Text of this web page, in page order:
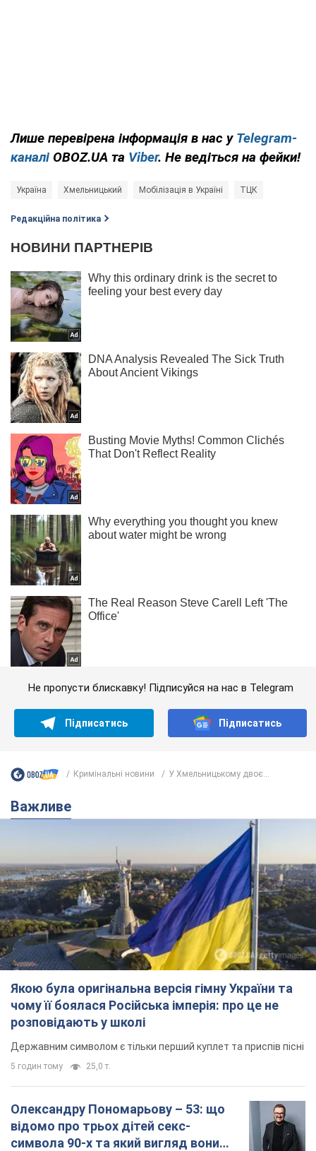
Лише перевірена інформація в нас у Telegram-
каналі OBOZ.UA та Viber. Не ведіться на фейки!
Україна Хмельницький Мобілізація в Україні ТЦК
Редакційна політика
Не пропусти блискавку! Підписуйся на нас в Telegram
Підписатись Підписатись
Кримінальні новини У Хмельницькому двоє...
Важливе
Якою була оригінальна версія гімну України та
чому її боялася Російська імперія: про це не
розповідають у школі
Державним символом є тільки перший куплет та приспів пісні
5 годин тому 25,0 т.
Олександру Пономарьову – 53: що
відомо про трьох дітей секс-
символа 90-х та який вигляд вони